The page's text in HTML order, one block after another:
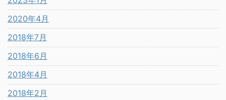
2020年4月
2018年7月
2018年6月
2018年4月
2018年2月